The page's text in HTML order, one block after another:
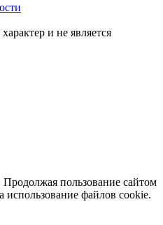
и не является
пользование сайтом
использование файлов cookie.